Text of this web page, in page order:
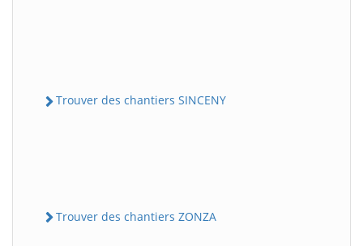
Trouver des chantiers SINCENY
Trouver des chantiers ZONZA